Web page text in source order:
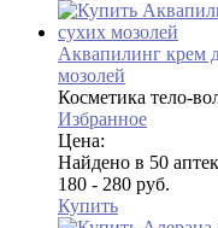
Аквапилинг крем
мозолей
Косметика тело-
Избранное
Цена:
Найдено в 50
180 - 280 руб.
Купить